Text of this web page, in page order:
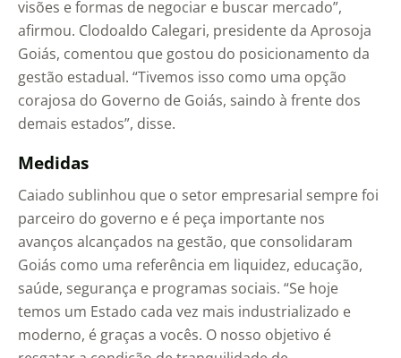
visões e formas de negociar e buscar mercado”,
afirmou. Clodoaldo Calegari, presidente da Aprosoja
Goiás, comentou que gostou do posicionamento da
gestão estadual. “Tivemos isso como uma opção
corajosa do Governo de Goiás, saindo à frente dos
demais estados”, disse.
Medidas
Caiado sublinhou que o setor empresarial sempre foi
parceiro do governo e é peça importante nos
avanços alcançados na gestão, que consolidaram
Goiás como uma referência em liquidez, educação,
saúde, segurança e programas sociais. “Se hoje
temos um Estado cada vez mais industrializado e
moderno, é graças a vocês. O nosso objetivo é